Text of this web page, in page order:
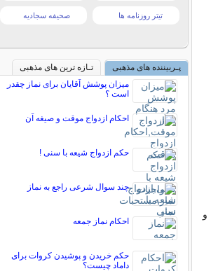
و
تیتر روزنامه ها صحیفه سجادیه
پـربیننده های مذهبی
تـازه ترین های مذهبی
میزان پوشش آقایان برای نماز چقدر
است ؟
احکام ازدواج موقت و صیغه آن
حکم ازدواج شیعه با سنی !
چند سوال شرعی راجع به نماز
احکام نماز جمعه
حکم خریدن و پوشیدن کروات براى
داماد چیست؟